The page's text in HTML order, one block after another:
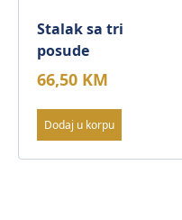
Stalak sa tri
posude
66,50 KM
Dodaj u korpu